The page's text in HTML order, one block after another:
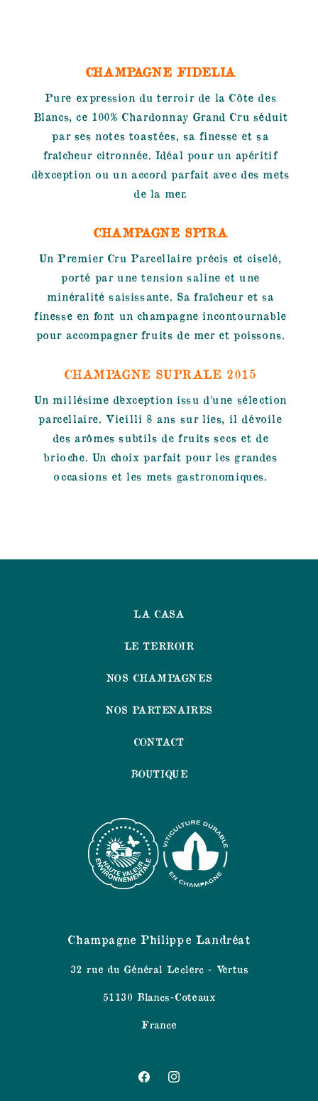
CHAMPAGNE FIDELIA
Pure expression du terroir de la Côte des
Blancs, ce 100% Chardonnay Grand Cru séduit
par ses notes toastées, sa finesse et sa
fraîcheur citronnée. Idéal pour un apéritif
d’exception ou un accord parfait avec des mets
de la mer.
CHAMPAGNE SPIRA
Un Premier Cru Parcellaire précis et ciselé,
porté par une tension saline et une
minéralité saisissante. Sa fraîcheur et sa
finesse en font un champagne incontournable
pour accompagner fruits de mer et poissons.
CHAMPAGNE SUPRALE 2015
Un millésime d’exception issu d’une sélection
parcellaire. Vieilli 8 ans sur lies, il dévoile
des arômes subtils de fruits secs et de
brioche. Un choix parfait pour les grandes
occasions et les mets gastronomiques.
LA CASA
LE TERROIR
NOS CHAMPAGNES
NOS PARTENAIRES
CONTACT
BOUTIQUE
Champagne Philippe Landréat
32 rue du Général Leclerc - Vertus
51130 Blancs-Coteaux
France
FacebookInstagram